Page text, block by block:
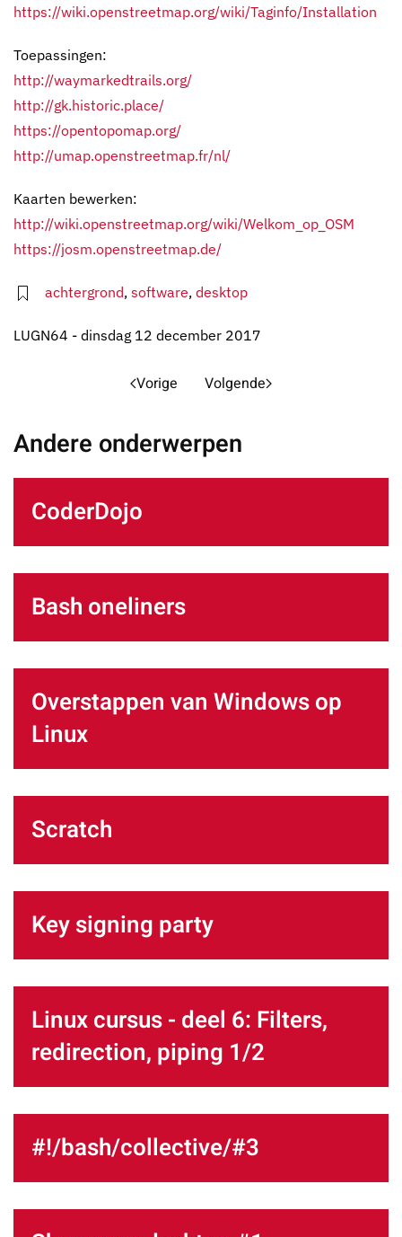
https://wiki.openstreetmap.org/wiki/Taginfo/Installation
Toepassingen:
http://waymarkedtrails.org/
http://gk.historic.place/
https://opentopomap.org/
http://umap.openstreetmap.fr/nl/
Kaarten bewerken:
http://wiki.openstreetmap.org/wiki/Welkom_op_OSM
https://josm.openstreetmap.de/
achtergrond, software, desktop
LUGN64 - dinsdag 12 december 2017
Vorige Volgende
Andere onderwerpen
CoderDojo
Bash oneliners
Overstappen van Windows op
Linux
Scratch
Key signing party
Linux cursus - deel 6: Filters,
redirection, piping 1/2
#!/bash/collective/#3